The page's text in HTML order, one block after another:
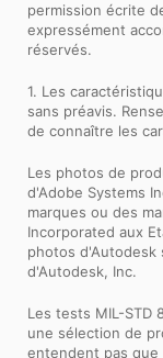
permission écrite
expressément
réservés.
1. Les
sans préavis.
de connaître les
Les photos de
d'Adobe Systems
marques ou des
Incorporated aux
photos d'Autodesk
d'Autodesk, Inc.
Les tests MIL-STD
une sélection de
entendent pas que